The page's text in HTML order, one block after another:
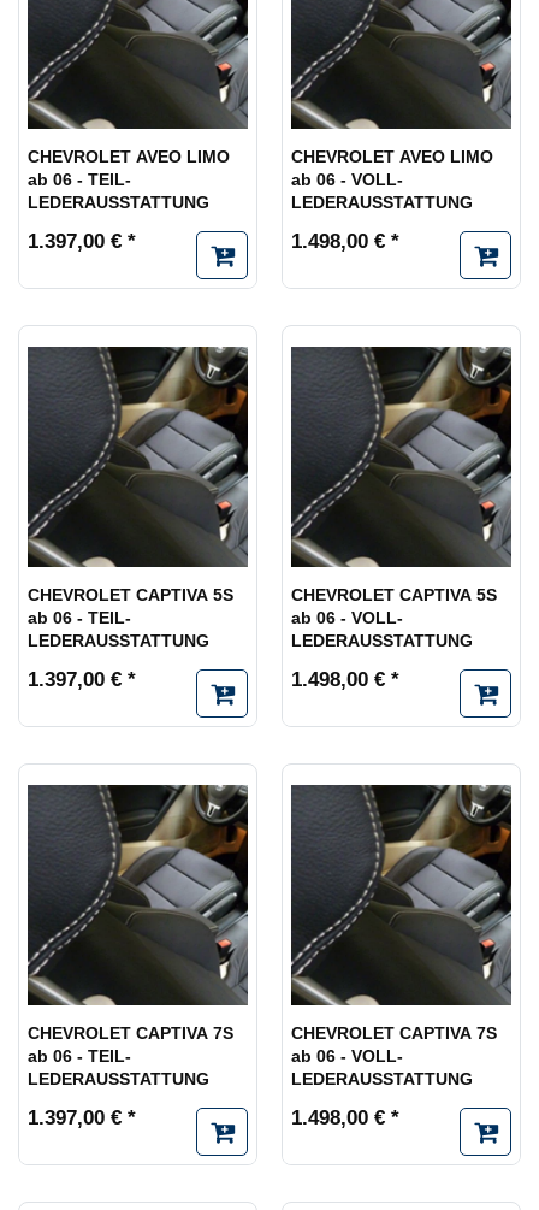
CHEVROLET AVEO LIMO
ab 06 - TEIL-
LEDERAUSSTATTUNG
1.397,00 € *
CHEVROLET AVEO LIMO
ab 06 - VOLL-
LEDERAUSSTATTUNG
1.498,00 € *
CHEVROLET CAPTIVA 5S
ab 06 - TEIL-
LEDERAUSSTATTUNG
1.397,00 € *
CHEVROLET CAPTIVA 5S
ab 06 - VOLL-
LEDERAUSSTATTUNG
1.498,00 € *
CHEVROLET CAPTIVA 7S
ab 06 - TEIL-
LEDERAUSSTATTUNG
1.397,00 € *
CHEVROLET CAPTIVA 7S
ab 06 - VOLL-
LEDERAUSSTATTUNG
1.498,00 € *